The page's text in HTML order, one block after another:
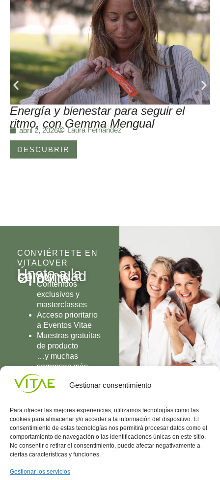
Gestionar consentimiento
Para ofrecer las mejores experiencias, utilizamos tecnologías como las
cookies para almacenar y/o acceder a la información del dispositivo. El
consentimiento de estas tecnologías nos permitirá procesar datos como el
comportamiento de navegación o las identificaciones únicas en este sitio.
No consentir o retirar el consentimiento, puede afectar negativamente a
ciertas características y funciones.
Gestionar los servicios
Energía y bienestar para seguir el
ritmo, con Gemma Mengual
abril 2, 2026 Laura Fernández
DESCUBRIR
CONVIÉRTETE EN
VITALOVER
Únete a la
comunidad
OlioVita
Contenidos
exclusivos y
masterclasses
Acceso prioritario
a Eventos Vitae
Muestras gratuitas
de producto
…y muchas
sorpresas más
UNIRME
Conocenos
Vitae
l
Política
de
(+34)
935